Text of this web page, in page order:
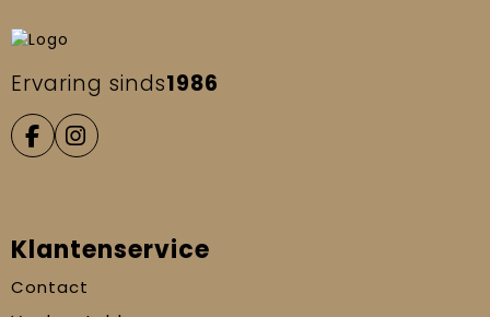
Ervaring sinds1986
Klantenservice
Contact